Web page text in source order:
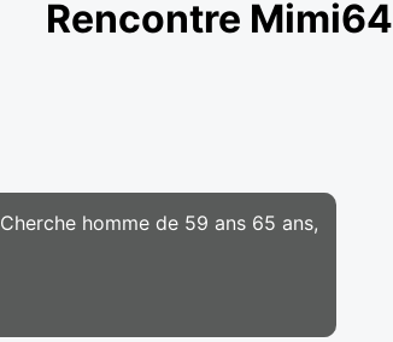
Rencontre Mimi64
Cherche homme de 59 ans 65 ans,